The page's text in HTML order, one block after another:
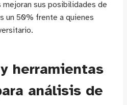
sus posibilidades de
un 50% frente a quienes
herramientas
análisis de